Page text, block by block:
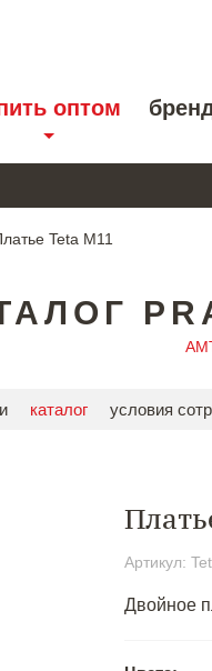
оптом
Teta M11
каталог условия
Артикул:
Двойное